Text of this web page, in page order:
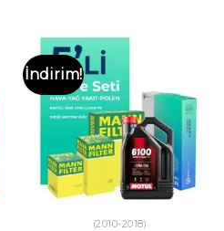
İndirim!
(2010-2018)